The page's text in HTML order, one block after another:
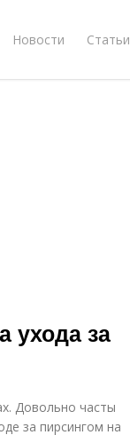
Новости Статьи
ухода за
Довольно часты
за пирсингом на